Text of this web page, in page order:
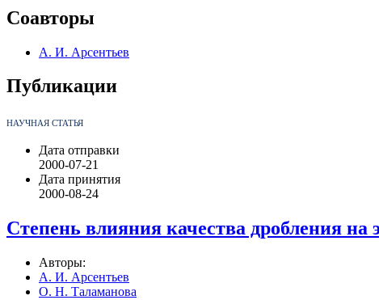
Соавторы
А. И. Арсентьев
Публикации
НАУЧНАЯ СТАТЬЯ
Дата отправки
2000-07-21
Дата принятия
2000-08-24
Степень влияния качества дробления на
Авторы:
А. И. Арсентьев
О. Н. Таламанова